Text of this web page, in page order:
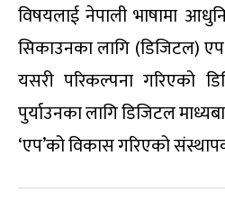
विषयलाई नेपाली भाषामा
सिकाउनका लागि (डिजिटल)
यसरी परिकल्पना गरिएको
पुर्याउनका लागि डिजिटल
‘एप’को विकास गरिएको